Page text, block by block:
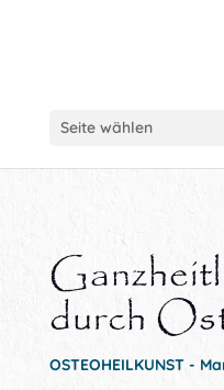
Seite wählen
durch
OSTEOHEILKUNST -